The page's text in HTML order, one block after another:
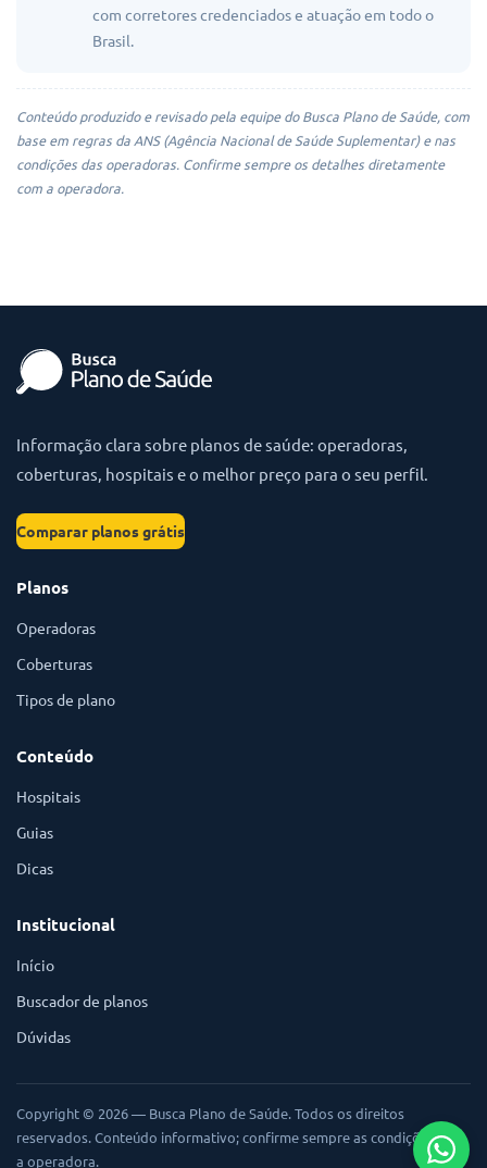
com corretores credenciados e atuação em todo o
Brasil.
Conteúdo produzido e revisado pela equipe do Busca Plano de Saúde, com
base em regras da ANS (Agência Nacional de Saúde Suplementar) e nas
condições das operadoras. Confirme sempre os detalhes diretamente
com a operadora.
Informação clara sobre planos de saúde: operadoras,
coberturas, hospitais e o melhor preço para o seu perfil.
Comparar planos grátis
Planos
Operadoras
Coberturas
Tipos de plano
Conteúdo
Hospitais
Guias
Dicas
Institucional
Início
Buscador de planos
Dúvidas
Copyright © 2026 — Busca Plano de Saúde. Todos os direitos
reservados. Conteúdo informativo; confirme sempre as condições com
a operadora.